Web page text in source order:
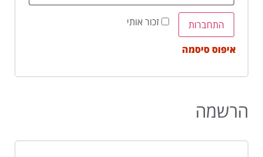
זכור אותי
התחברות
איפוס סיסמה
הרשמה